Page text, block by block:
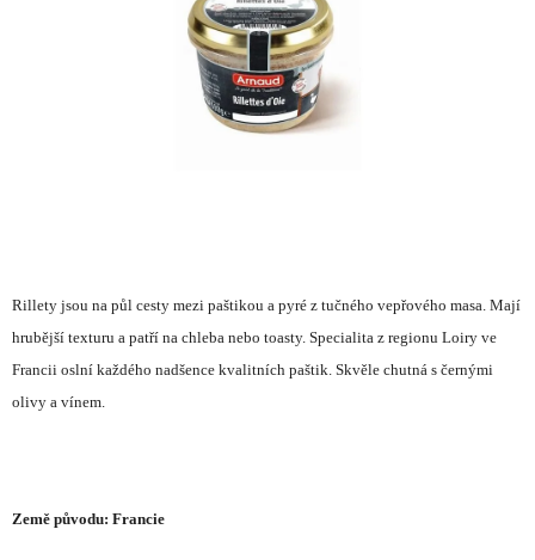
Rillety jsou na půl cesty mezi paštikou a pyré z tučného vepřového masa. Mají
hrubější texturu a patří na chleba nebo toasty. Specialita z regionu Loiry ve
Francii oslní každého nadšence kvalitních paštik. Skvěle chutná s černými
olivy a vínem.
Země původu: Francie